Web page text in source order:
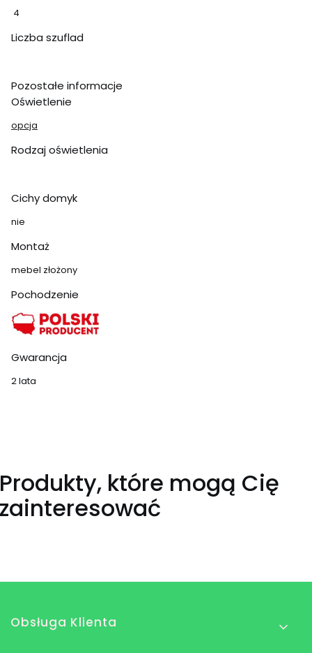
4
Liczba szuflad
Pozostałe informacje
Oświetlenie
opcja
Rodzaj oświetlenia
Cichy domyk
nie
Montaż
mebel złożony
Pochodzenie
Gwarancja
2 lata
Produkty, które mogą Cię
zainteresować
Linki w stopce
Obsługa Klienta